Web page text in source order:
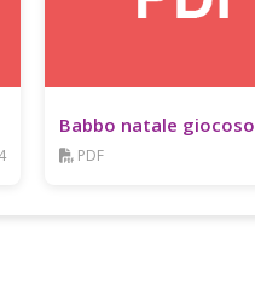
Babbo natale giocoso
PDF